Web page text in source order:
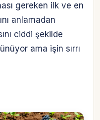
gereken ilk ve en
anlamadan
ciddi şekilde
ama işin sırrı